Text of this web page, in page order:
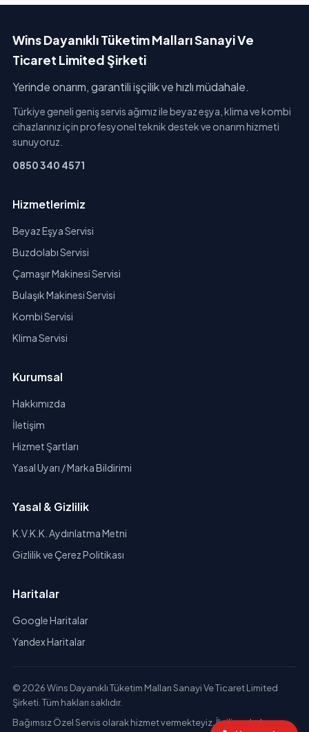
Wins Dayanıklı Tüketim Malları Sanayi Ve
Ticaret Limited Şirketi
Yerinde onarım, garantili işçilik ve hızlı müdahale.
Türkiye geneli geniş servis ağımız ile beyaz eşya, klima ve kombi
cihazlarınız için profesyonel teknik destek ve onarım hizmeti
sunuyoruz.
0850 340 4571
Hizmetlerimiz
Beyaz Eşya Servisi
Buzdolabı Servisi
Çamaşır Makinesi Servisi
Bulaşık Makinesi Servisi
Kombi Servisi
Klima Servisi
Kurumsal
Hakkımızda
İletişim
Hizmet Şartları
Yasal Uyarı / Marka Bildirimi
Yasal & Gizlilik
K.V.K.K. Aydınlatma Metni
Gizlilik ve Çerez Politikası
Haritalar
Google Haritalar
Yandex Haritalar
© 2026 Wins Dayanıklı Tüketim Malları Sanayi Ve Ticaret Limited
Şirketi. Tüm hakları saklıdır.
Bağımsız Özel Servis olarak hizmet vermekteyiz. İlgili markaların